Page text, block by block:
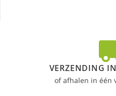
VERZENDING
of afhalen in één